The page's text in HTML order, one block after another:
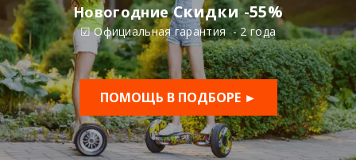
НовогодниеСкидки -55%
☑ Официальная гарантия - 2 года
ПОМОЩЬ В ПОДБОРЕ ►